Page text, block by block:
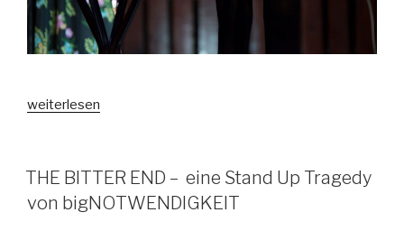
„Ballhaus
weiterlesen
VERÖFFENTLICHT
AM
THE BITTER END – eine Stand Up Tragedy
von bigNOTWENDIGKEIT